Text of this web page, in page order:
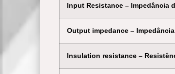
Input Resistance – Impedância
Output impedance –
Insulation resistance –